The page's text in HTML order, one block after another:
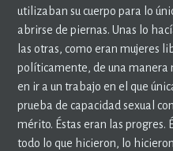
utilizaban su cuerpo para lo
abrirse de piernas. Unas lo
las otras, como eran mujeres
políticamente, de una manera
en ir a un trabajo en el que
prueba de capacidad sexual
mérito. Éstas eran las progres.
todo lo que hicieron, lo